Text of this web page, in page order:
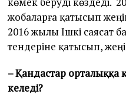
жобаларға қатысып
2016 жылы Ішкі саясат
тендеріне қатысып,
– Қандастар
келеді?